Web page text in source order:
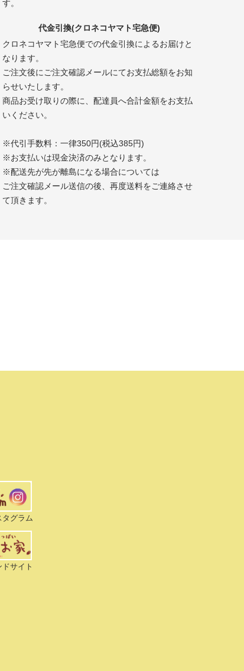
す。
代金引換(クロネコヤマト宅急便)
クロネコヤマト宅急便での代金引換によるお届けと
なります。
ご注文後にご注文確認メールにてお支払総額をお知
らせいたします。
商品お受け取りの際に、配達員へ合計金額をお支払
いください。
※代引手数料：一律350円(税込385円)
※お支払いは現金決済のみとなります。
※配送先が先が離島になる場合については
ご注文確認メール送信の後、再度送料をご連絡させ
て頂きます。
タグラム
サイト